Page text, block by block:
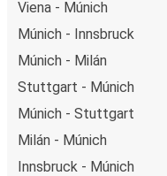
Viena - Múnich
Múnich - Innsbruck
Múnich - Milán
Stuttgart - Múnich
Múnich - Stuttgart
Milán - Múnich
Innsbruck - Múnich